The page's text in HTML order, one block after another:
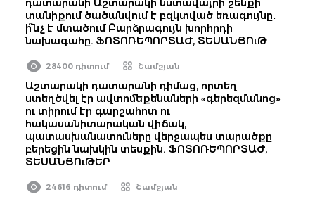
դատարանի Աշտարակի նստավայրի շենքի
տանիքում ծածանվում է բզկտված եռագույնը․
ի՞նչ է մտածում Բարձրագույն խորհրդի
նախագահը. ՖՈՏՈՌԵՊՈՐՏԱԺ, ՏԵՍԱՆՅՈւԹ
28400 դիտում Շամշյան
Աշտարակի դատարանի դիմաց, որտեղ
ստեղծվել էր ավտոմեքենաների «գերեզմանոց»
ու տիրում էր գարշահոտ ու
հակասանիտարական վիճակ,
պատասխանատուները վերջապես տարածքը
բերեցին նախկին տեսքին. ՖՈՏՈՌԵՊՈՐՏԱԺ,
ՏԵՍԱՆՅՈւԹԵՐ
24616 դիտում Շամշյան